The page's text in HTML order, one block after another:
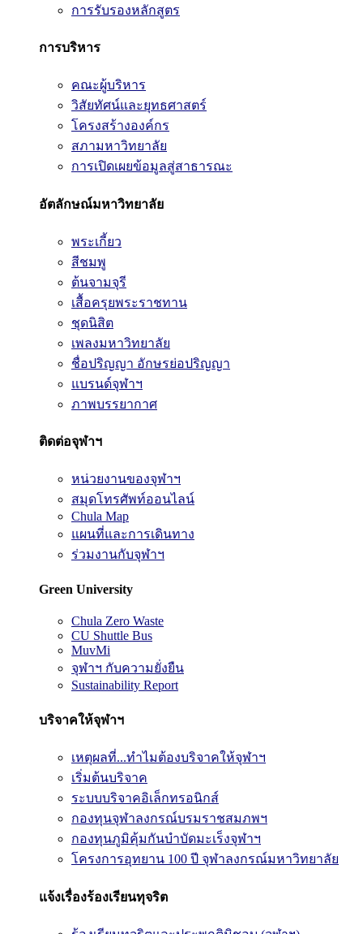
การรับรองหลักสูตร
การบริหาร
คณะผู้บริหาร
วิสัยทัศน์และยุทธศาสตร์
โครงสร้างองค์กร
สภามหาวิทยาลัย
การเปิดเผยข้อมูลสู่สาธารณะ
อัตลักษณ์มหาวิทยาลัย
พระเกี้ยว
สีชมพู
ต้นจามจุรี
เสื้อครุยพระราชทาน
ชุดนิสิต
เพลงมหาวิทยาลัย
ชื่อปริญญา อักษรย่อปริญญา
แบรนด์จุฬาฯ
ภาพบรรยากาศ
ติดต่อจุฬาฯ
หน่วยงานของจุฬาฯ
สมุดโทรศัพท์ออนไลน์
Chula Map
แผนที่และการเดินทาง
ร่วมงานกับจุฬาฯ
Green University
Chula Zero Waste
CU Shuttle Bus
MuvMi
จุฬาฯ กับความยั่งยืน
Sustainability Report
บริจาคให้จุฬาฯ
เหตุผลที่...ทำไมต้องบริจาคให้จุฬาฯ
เริ่มต้นบริจาค
ระบบบริจาคอิเล็กทรอนิกส์
กองทุนจุฬาลงกรณ์บรมราชสมภพฯ
กองทุนภูมิคุ้มกันบำบัดมะเร็งจุฬาฯ
โครงการอุทยาน 100 ปี จุฬาลงกรณ์มหาวิทยาลัย
แจ้งเรื่องร้องเรียนทุจริต